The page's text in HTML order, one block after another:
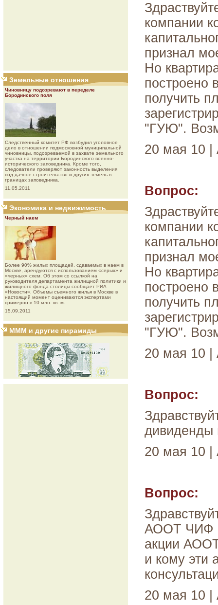
Земельные отношения
Чиновницу подозревают в переделе
Бородинского поля
Следственный комитет РФ возбудил уголовное
дело в отношении подмосковной муниципальной
чиновницы, подозреваемой в захвате земельного
участка на территории Бородинского военно-
исторического заповедника. Кроме того,
следователи проверяют законность выделения
под дачное строительство и других земель в
границах заповедника.
11.05.2011
Экономика и недвижимость
Черный наем
Более 90% жилых площадей, сдаваемых в наем в
Москве, арендуются с использованием «серых» и
«черных» схем. Об этом со ссылкой на
руководителя департамента жилищной политики и
жилищного фонда столицы сообщает РИА
«Новости». Объемы съемного жилья в Москве в
настоящий момент оцениваются экспертами
примерно в 10 млн. кв. м.
15.09.2011
МММ и другие пирамиды
компании
признал
Но
построено
получить
"ГУЮ".
20 мая 10 |
Вопрос:
компании
признал
Но
построено
получить
"ГУЮ".
20 мая 10 |
Вопрос:
20 мая 10 |
Вопрос:
АООТ ЧИФ
акции
и кому эти
20 мая 10 |